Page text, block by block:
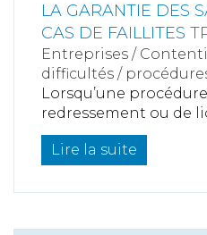
LA GARANTIE DES
CAS DE FAILLITES
Entreprises /
difficultés /
Lorsqu’une
redressement ou de
Lire la suite